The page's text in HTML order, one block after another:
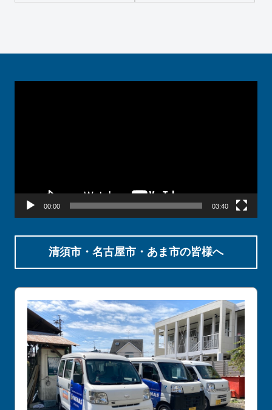
00:00 03:40
清須市・名古屋市・あま市の皆様へ